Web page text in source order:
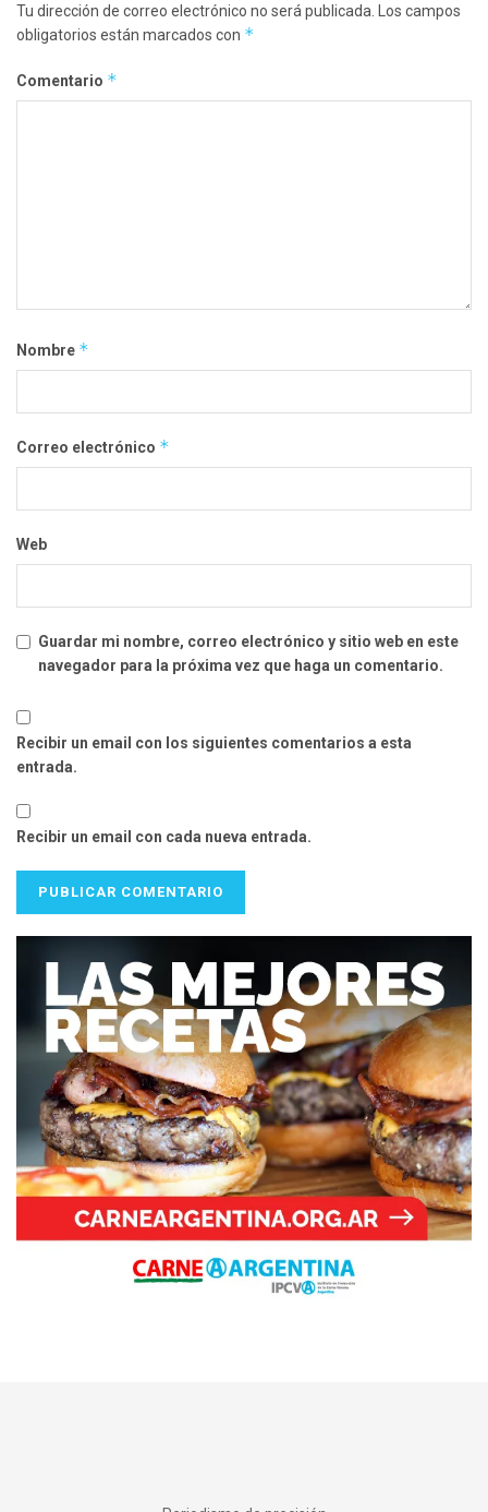
Tu dirección de correo electrónico no será publicada. Los campos
obligatorios están marcados con *
Comentario *
Nombre *
Correo electrónico *
Web
Guardar mi nombre, correo electrónico y sitio web en este
navegador para la próxima vez que haga un comentario.
Recibir un email con los siguientes comentarios a esta
entrada.
Recibir un email con cada nueva entrada.